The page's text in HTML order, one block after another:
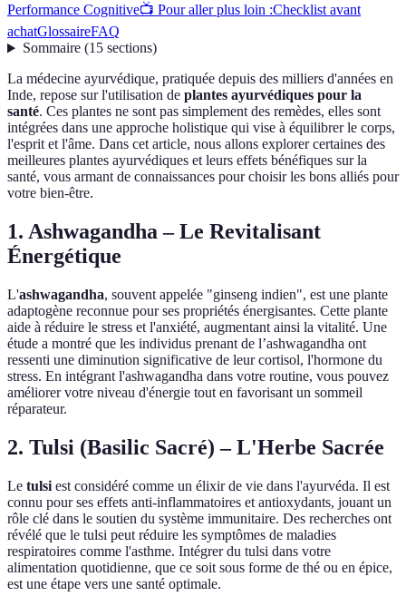
Performance Cognitive📺 Pour aller plus loin :Checklist avant
achatGlossaireFAQ
Sommaire(15 sections)
La médecine ayurvédique, pratiquée depuis des milliers d'années en
Inde, repose sur l'utilisation de plantes ayurvédiques pour la
santé. Ces plantes ne sont pas simplement des remèdes, elles sont
intégrées dans une approche holistique qui vise à équilibrer le corps,
l'esprit et l'âme. Dans cet article, nous allons explorer certaines des
meilleures plantes ayurvédiques et leurs effets bénéfiques sur la
santé, vous armant de connaissances pour choisir les bons alliés pour
votre bien-être.
1. Ashwagandha– Le Revitalisant
Énergétique
L'ashwagandha, souvent appelée "ginseng indien", est une plante
adaptogène reconnue pour ses propriétés énergisantes. Cette plante
aide à réduire le stress et l'anxiété, augmentant ainsi la vitalité. Une
étude a montré que les individus prenant de l’ashwagandha ont
ressenti une diminution significative de leur cortisol, l'hormone du
stress. En intégrant l'ashwagandha dans votre routine, vous pouvez
améliorer votre niveau d'énergie tout en favorisant un sommeil
réparateur.
2. Tulsi (Basilic Sacré) – L'Herbe Sacrée
Le tulsi est considéré comme un élixir de vie dans l'ayurvéda. Il est
connu pour ses effets anti-inflammatoires et antioxydants, jouant un
rôle clé dans le soutien du système immunitaire. Des recherches ont
révélé que le tulsi peut réduire les symptômes de maladies
respiratoires comme l'asthme. Intégrer du tulsi dans votre
alimentation quotidienne, que ce soit sous forme de thé ou en épice,
est une étape vers une santé optimale.